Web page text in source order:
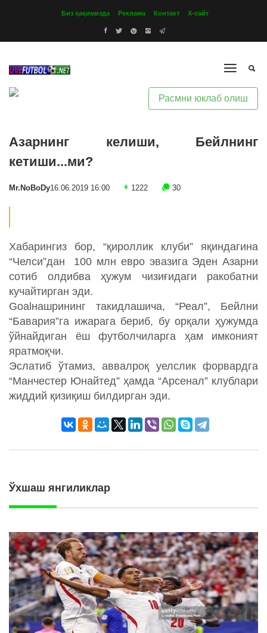
Биз ҳақимизда Реклама Контакт Х-сайт
Расмни юклаб олиш
Азарнинг келиши, Бейлнинг
кетиши...ми?
Mr.NoBoDy16.06.2019 16:00 1222 30
Хабарингиз бор, “қироллик клуби” яқиндагина
“Челси”дан 100 млн евро эвазига Эден Азарни
сотиб олдибва ҳужум чизиғидаги ракобатни
кучайтирган эди.
Goalнашрининг такидлашича, “Реал”, Бейлни
“Бавария”га ижарага бериб, бу орқали ҳужумда
ўйнайдиган ёш футболчиларга ҳам имконият
яратмоқчи.
Эслатиб ўтамиз, аввалроқ уелслик форвардга
“Манчестер Юнайтед” ҳамда “Арсенал” клублари
жиддий қизиқиш билдирган эди.
Ўхшаш янгиликлар